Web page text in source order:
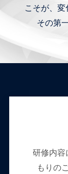
こそが、
その第
研修内容
もりの